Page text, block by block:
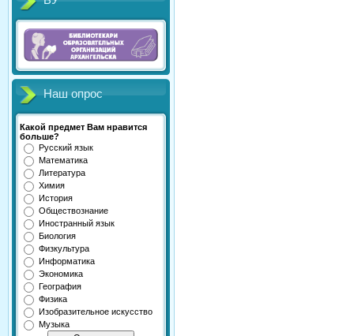
Наш опрос
Какой предмет Вам нравится
больше?
Русский язык
Математика
Литература
Химия
История
Обществознание
Иностранный язык
Биология
Физкультура
Информатика
Экономика
География
Физика
Изобразительное искусство
Музыка